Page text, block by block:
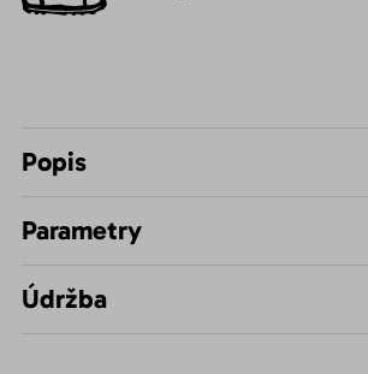
Popis
Parametry
Údržba